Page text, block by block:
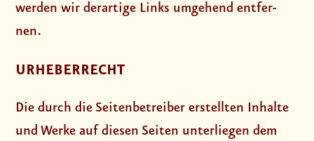
wer­den wir der­ar­ti­ge Links umge­hend ent­fer­
nen.
URHEBERRECHT
Die durch die Sei­ten­be­trei­ber erstell­ten Inhal­te
und Wer­ke auf die­sen Sei­ten unter­lie­gen dem